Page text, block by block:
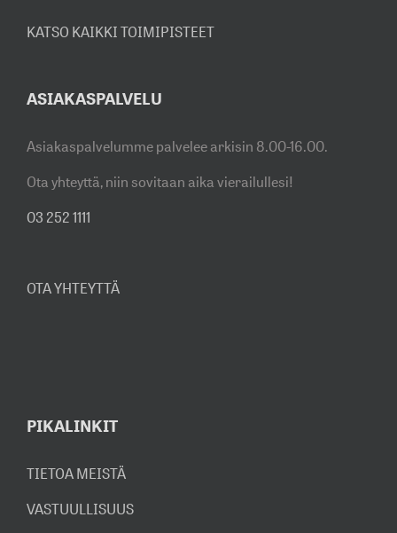
KATSO KAIKKI TOIMIPISTEET
ASIAKASPALVELU
Asiakaspalvelumme palvelee arkisin 8.00-16.00.
Ota yhteyttä, niin sovitaan aika vierailullesi!
03 252 1111
OTA YHTEYTTÄ
PIKALINKIT
TIETOA MEISTÄ
VASTUULLISUUS